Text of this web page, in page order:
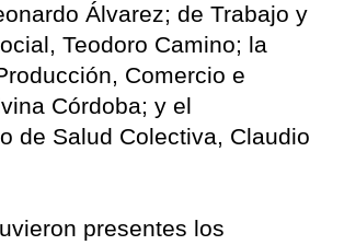
Álvarez; de Trabajo y
Teodoro Camino; la
Comercio e
Córdoba; y el
de Salud Colectiva, Claudio
presentes los